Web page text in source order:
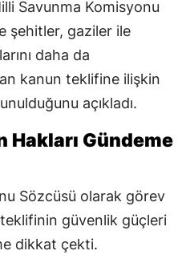
Savunma Komisyonu
şehitler, gaziler ile
daha da
kanun teklifine ilişkin
açıkladı.
Hakları Gündeme
Sözcüsü olarak görev
güvenlik güçleri
dikkat çekti.